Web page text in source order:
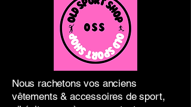
Nous rachetons vos anciens
vêtements & accessoires de sport,